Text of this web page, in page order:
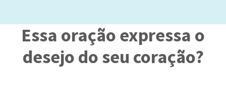
Essa oração expressa o
desejo do seu coração?